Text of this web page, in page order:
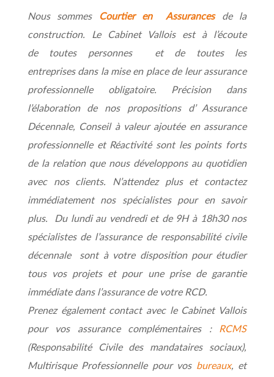
Nous sommes Courtier en Assurancesde la
construction. Le Cabinet Vallois est à l’écoute
de toutes personnes et de toutes les
entreprises dans la mise en place de leur assurance
professionnelle obligatoire. Précision dans
l’élaboration de nos propositions d’ Assurance
Décennale, Conseil à valeur ajoutée en assurance
professionnelle et Réactivité sont les points forts
de la relation que nous développons au quotidien
avec nos clients. N’attendez plus et contactez
immédiatement nos spécialistes pour en savoir
plus. Du lundi au vendredi et de 9H à 18h30 nos
spécialistes de l’assurance de responsabilité civile
décennale sont à votre disposition pour étudier
tous vos projets et pour une prise de garantie
immédiate dans l’assurance de votre RCD.
Prenez également contact avec le Cabinet Vallois
pour vos assurance complémentaires : RCMS
(Responsabilité Civile des mandataires sociaux),
Multirisque Professionnelle pour vos bureaux, et